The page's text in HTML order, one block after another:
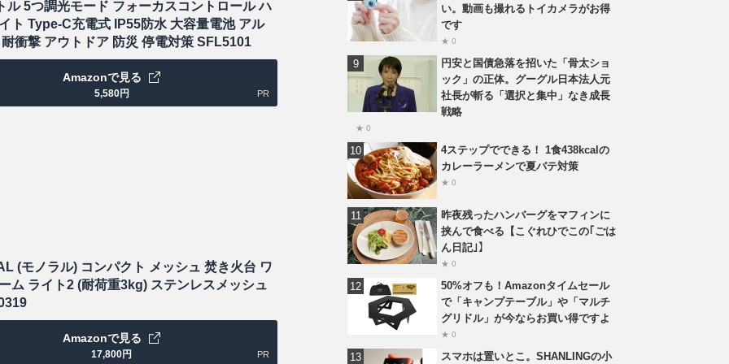
ル 5つ調光モード フォーカスコントロール ハ
ト Type-C充電式 IP55防水 大容量電池 アル
衝撃 アウトドア 防災 停電対策 SFL5101
5,580円
Amazonで見る
PR
(モノラル) コンパクト メッシュ 焚き火台 ワ
ム ライト2 (耐荷重3kg) ステンレスメッシュ
17,800円
Amazonで見る
PR
い。動画も撮れるトイカメラがお得
です
★ 0
円安と国債急落を招いた「骨太ショ
ック」の正体。グーグル日本法人元
社長が斬る「選択と集中」なき成長
戦略
★ 0
4ステップでできる！ 1食438kcalの
カレーラーメンで夏バテ対策
★ 0
昨夜残ったハンバーグをマフィンに
挟んで食べる【こぐれひでこの｢ごは
ん日記｣】
★ 0
50%オフも！Amazonタイムセール
で「キャンプテーブル」や「マルチ
グリドル」が今ならお買い得ですよ
★ 0
スマホは置いとこ。SHANLINGの小